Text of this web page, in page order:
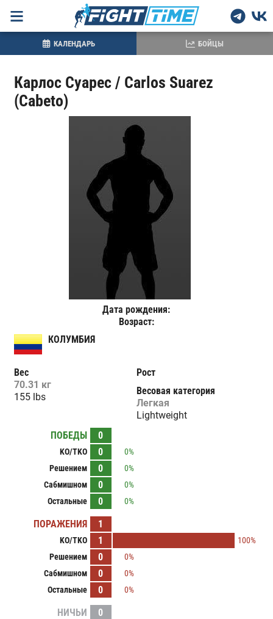
Карлос Суарес / Carlos Suarez
(Cabeto)
Дата рождения:
Возраст:
КОЛУМБИЯ
Вес
70.31 кг
155 lbs
Рост
Весовая категория
Легкая
Lightweight
ПОБЕДЫ
0
KO/TKO 0
0%
Решением
0
0%
Сабмишном
0
0%
Остальные
0 0%
ПОРАЖЕНИЯ 1
KO/TKO 1
100%
Решением
0
0%
Сабмишном
0
0%
Остальные
0 0%
НИЧЬИ
0
КАЛЕНДАРЬ БОЙЦЫ